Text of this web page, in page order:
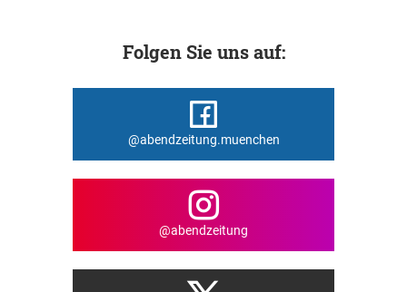
Folgen Sie uns auf:
@abendzeitung.muenchen
@abendzeitung